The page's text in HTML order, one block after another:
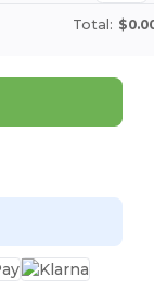
Total: